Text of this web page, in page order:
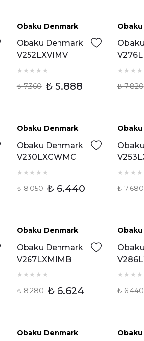
%20 İndirim
Obaku Denmark
Obaku Denmark
V252LXVIMV
Kadın Kol Saati
₺ 7.360 ₺ 5.888
Kadın
₺ 7.820
%20 İndirim
Obaku Denmark
Obaku Denmark
V230LXCWMC
Erkek Kol Saati
₺ 8.050 ₺ 6.440
Kadın
₺ 7.680
Obaku Denmark
Obaku Denmark
V267LXMIMB
Kadın Kol Saati
₺ 8.280 ₺ 6.624
Kadın
₺ 6.440
Obaku Denmark